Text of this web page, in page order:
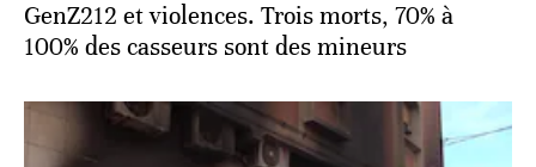
GenZ212 et violences. Trois morts, 70% à
100% des casseurs sont des mineurs